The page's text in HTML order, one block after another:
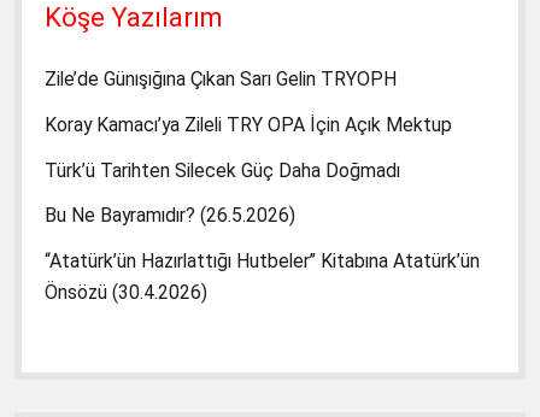
Köşe Yazılarım
Zile’de Günışığına Çıkan Sarı Gelin TRYOPH
Koray Kamacı’ya Zileli TRY OPA İçin Açık Mektup
Türk’ü Tarihten Silecek Güç Daha Doğmadı
Bu Ne Bayramıdır? (26.5.2026)
“Atatürk’ün Hazırlattığı Hutbeler” Kitabına Atatürk’ün
Önsözü (30.4.2026)